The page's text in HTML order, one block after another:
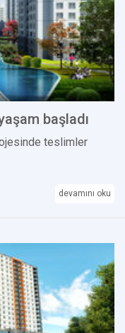
başladı
teslimler
devamını oku